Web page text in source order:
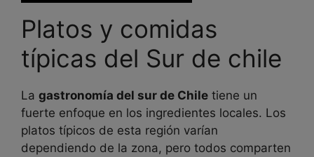
Platos y comidas
típicas del Sur de chile
La gastronomía del sur de Chile tiene un
fuerte enfoque en los ingredientes locales. Los
platos típicos de esta región varían
dependiendo de la zona, pero todos comparten